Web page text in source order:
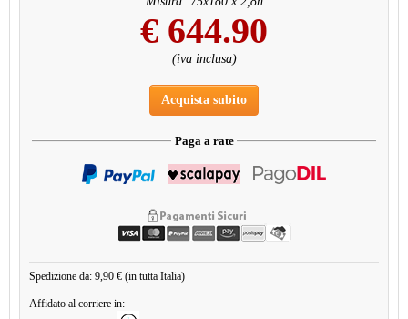
€ 644.90
(iva inclusa)
Acquista subito
Paga a rate
Spedizione da: 9,90 € (in tutta Italia)
Affidato al corriere in: